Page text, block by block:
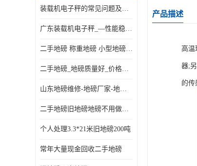
装载机电子秤的常见问题及解决方法介绍
广东装载机电子秤_—性能稳定—操作简单—品质可靠
二手地磅 称重地磅 小型地磅 一百吨地磅
二手地磅_地磅质量好_价格便宜这里找【地磅行家】
山东地磅维修-地磅厂家-地磅价格-二手地磅
二手地磅旧地磅地磅不用做地基
个人处理3.3*21米旧地磅200吨
常年大量现金回收二手地磅
产品描述
高温
器;
的传